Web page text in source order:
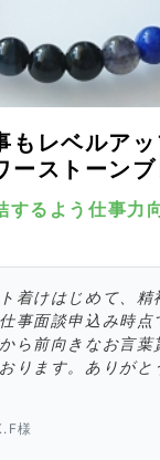
もレベルア
ーストーンブ
するよう仕事力
着けはじめて、精
事面談申込み時点
ら前向きなお言葉
ります。ありがと
様